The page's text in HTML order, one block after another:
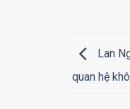
Lan
quan hệ